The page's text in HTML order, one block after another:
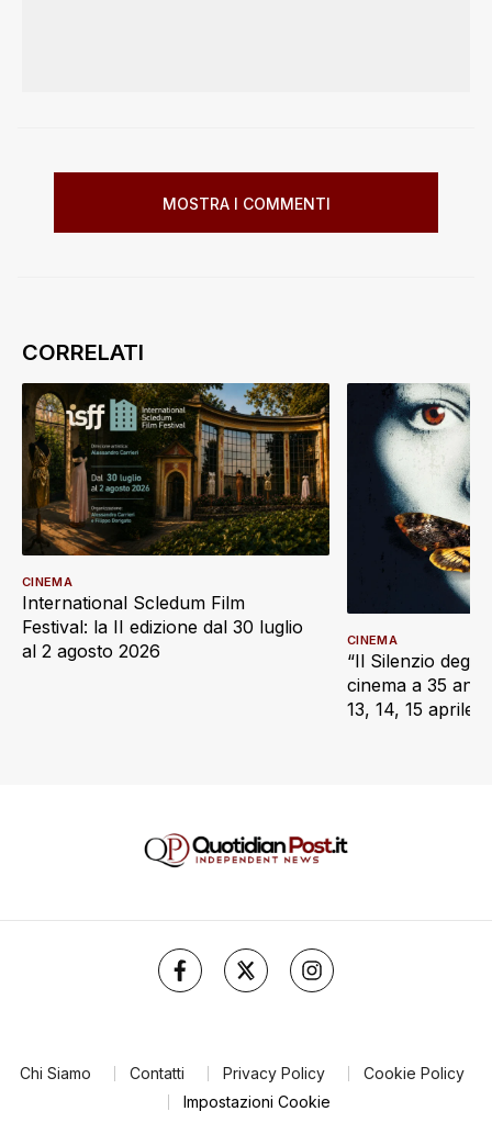
MOSTRA I COMMENTI
International Scledum Film
Festival: la II edizione dal 30 luglio
al 2 agosto 2026
CINEMA
“Il Silenzio degli
cinema a 35 anni
13, 14, 15 aprile
CINEMA
Chi Siamo Contatti Privacy Policy
Cookie Policy
Impostazioni Cookie